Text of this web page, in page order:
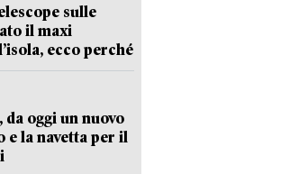
sulle
il maxi
ecco perché
da oggi un nuovo
e la navetta per il